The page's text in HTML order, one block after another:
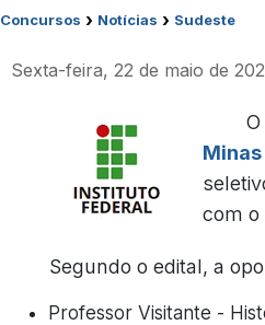
Concursos › Notícias › Sudeste
Sexta-feira, 22 de maio de
O
com o
Segundo o edital, a
Professor Visitante -